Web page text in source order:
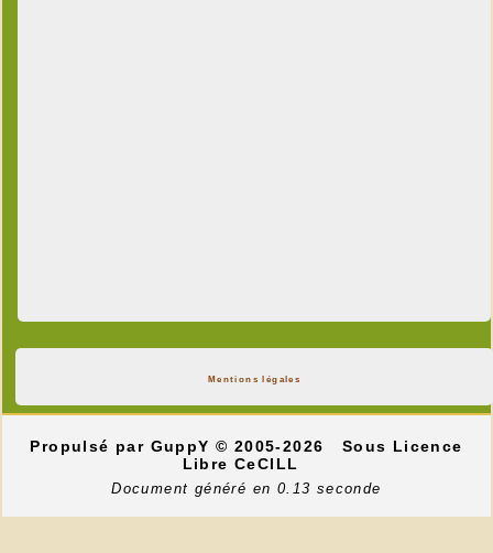
Mentions légales
Propulsé par GuppY© 2005-2026
Sous Licence
Libre CeCILL
Document généré en 0.13 seconde